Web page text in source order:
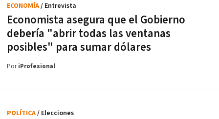
Economista asegura que el Gobierno
debería "abrir todas las ventanas
posibles" para sumar dólares
ECONOMÍA/ Entrevista
PoriProfesional
POLÍTICA/ Elecciones